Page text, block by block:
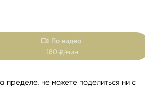
пределе, не можете поделиться ни с
По видео
180 ₽/мин